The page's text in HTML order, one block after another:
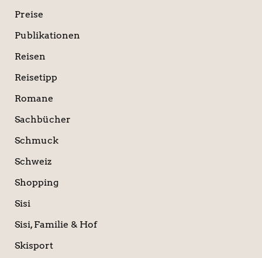
Preise
Publikationen
Reisen
Reisetipp
Romane
Sachbücher
Schmuck
Schweiz
Shopping
Sisi
Sisi, Familie & Hof
Skisport